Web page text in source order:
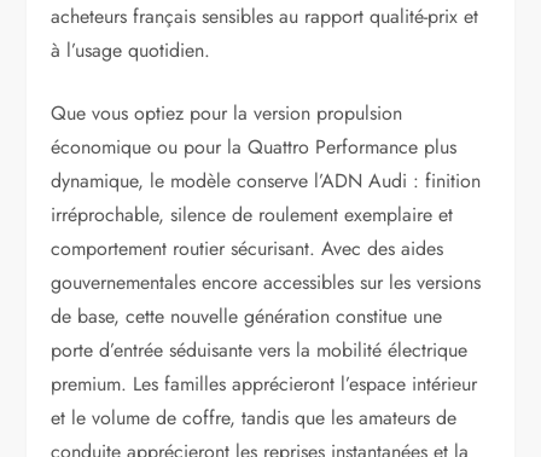
acheteurs français sensibles au rapport qualité-prix et
à l’usage quotidien.
Que vous optiez pour la version propulsion
économique ou pour la Quattro Performance plus
dynamique, le modèle conserve l’ADN Audi : finition
irréprochable, silence de roulement exemplaire et
comportement routier sécurisant. Avec des aides
gouvernementales encore accessibles sur les versions
de base, cette nouvelle génération constitue une
porte d’entrée séduisante vers la mobilité électrique
premium. Les familles apprécieront l’espace intérieur
et le volume de coffre, tandis que les amateurs de